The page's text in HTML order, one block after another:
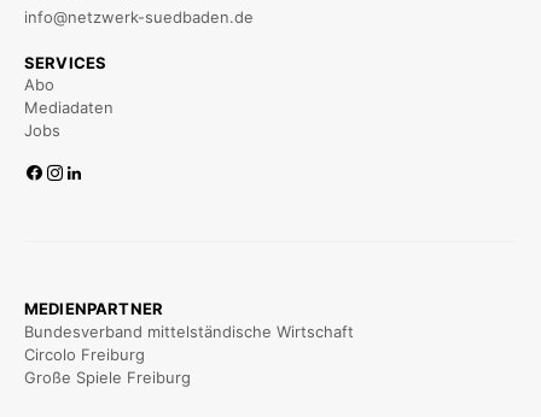
info@netzwerk-suedbaden.de
SERVICES
Abo
Mediadaten
Jobs
MEDIENPARTNER
Bundesverband mittelständische Wirtschaft
Circolo Freiburg
Große Spiele Freiburg